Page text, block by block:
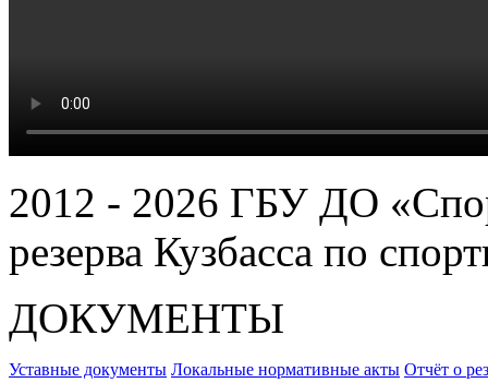
2012 - 2026 ГБУ ДО
резерва Кузбасса по
ДОКУМЕНТЫ
Уставные документы Локальные нормативные акты Отчёт о